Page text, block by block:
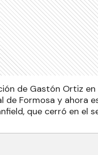
de Gastón Ortiz
de Formosa y ahora
que cerró en el